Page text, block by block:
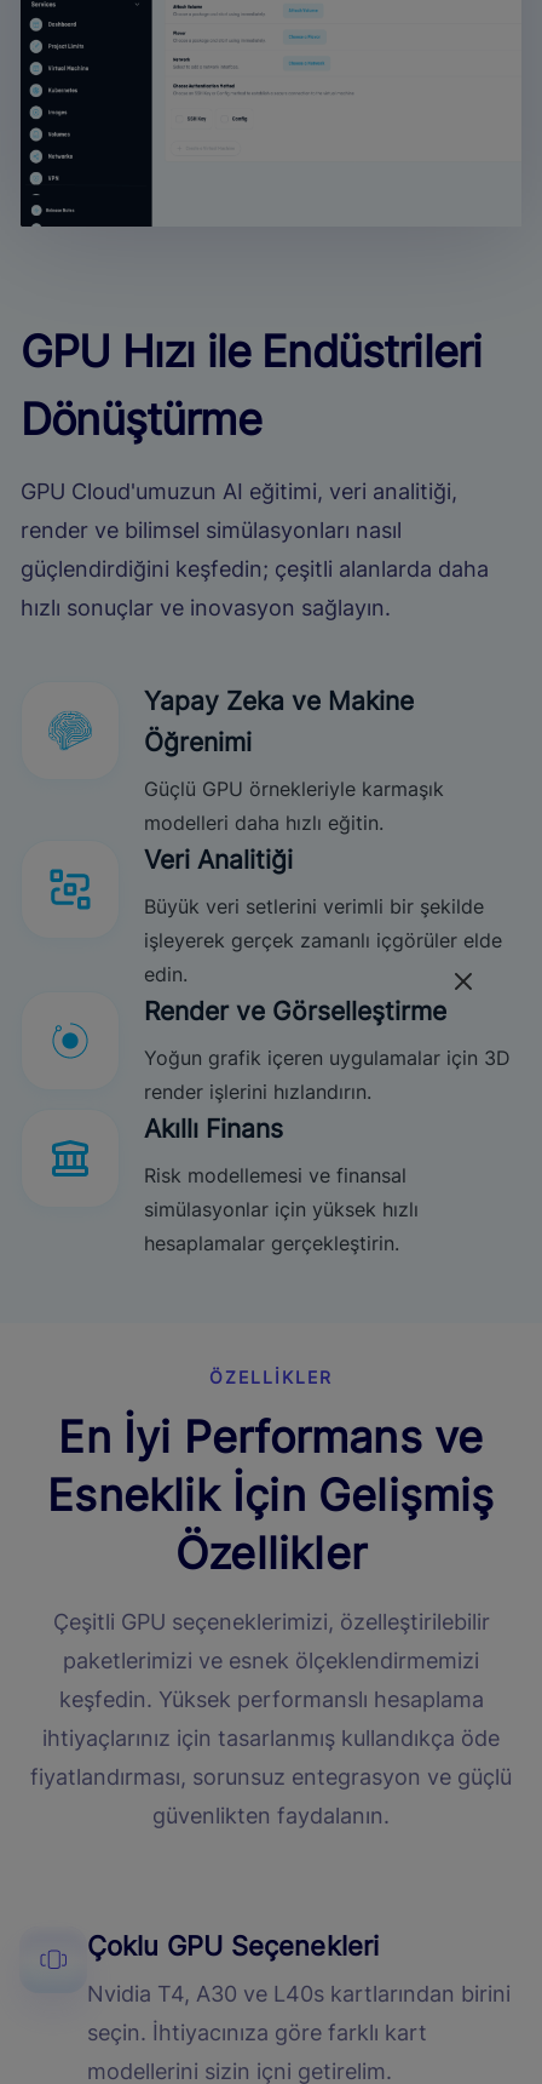
GPU Hızı ile Endüstrileri
Dönüştürme
GPU Cloud'umuzun AI eğitimi, veri analitiği,
render ve bilimsel simülasyonları nasıl
güçlendirdiğini keşfedin; çeşitli alanlarda daha
hızlı sonuçlar ve inovasyon sağlayın.
Yapay Zeka ve Makine
Öğrenimi
Güçlü GPU örnekleriyle karmaşık
modelleri daha hızlı eğitin.
Veri Analitiği
Büyük veri setlerini verimli bir şekilde
işleyerek gerçek zamanlı içgörüler elde
edin.
Render ve Görselleştirme
Yoğun grafik içeren uygulamalar için 3D
render işlerini hızlandırın.
Akıllı Finans
Risk modellemesi ve finansal
simülasyonlar için yüksek hızlı
hesaplamalar gerçekleştirin.
ÖZELLIKLER
En İyi Performans ve
Esneklik İçin Gelişmiş
Özellikler
Çeşitli GPU seçeneklerimizi, özelleştirilebilir
paketlerimizi ve esnek ölçeklendirmemizi
keşfedin. Yüksek performanslı hesaplama
ihtiyaçlarınız için tasarlanmış kullandıkça öde
fiyatlandırması, sorunsuz entegrasyon ve güçlü
güvenlikten faydalanın.
Çoklu GPU Seçenekleri
Nvidia T4, A30 ve L40s kartlarından birini
seçin. İhtiyacınıza göre farklı kart
modellerini sizin içni getirelim.